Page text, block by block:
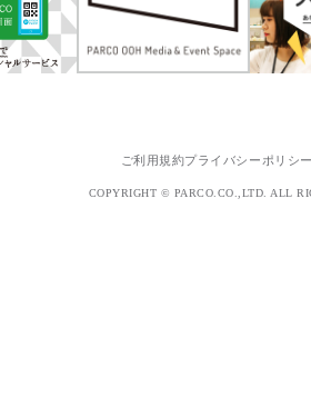
ご利用規約プライバシーポリシー
COPYRIGHT © PARCO.CO.,LTD. ALL